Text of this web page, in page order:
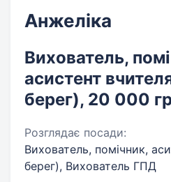
Анжеліка
Вихователь,
асистент
берег), 20 000
Розглядає посади:
Вихователь, помічник,
берег), Вихователь ГПД